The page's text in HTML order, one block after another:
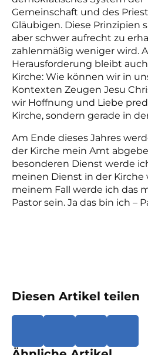
Gemeinschaft und des
Gläubigen. Diese Prinzipien
aber schwer aufrecht zu
zahlenmäßig weniger wird.
Herausforderung bleibt
Kirche: Wie können wir in
Kontexten Zeugen Jesu
wir Hoffnung und Liebe
Kirche, sondern gerade in
Am Ende dieses Jahres
der Kirche mein Amt
besonderen Dienst werde
meinen Dienst in der
meinem Fall werde ich das
Pastor sein. Ja das bin ich –
Diesen Artikel teilen